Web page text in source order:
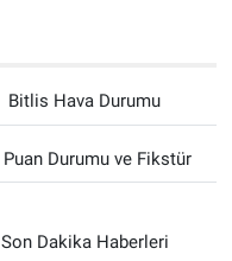
Bitlis Hava Durumu
Puan Durumu ve Fikstür
Son Dakika Haberleri